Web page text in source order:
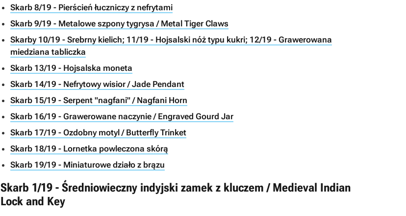
Skarb 8/19 - Pierścień łuczniczy z nefrytami
Skarb 9/19 - Metalowe szpony tygrysa / Metal Tiger Claws
Skarby 10/19 - Srebrny kielich; 11/19 - Hojsalski nóż typu kukri; 12/19 - Grawerowana
miedziana tabliczka
Skarb 13/19 - Hojsalska moneta
Skarb 14/19 - Nefrytowy wisior / Jade Pendant
Skarb 15/19 - Serpent "nagfani" / Nagfani Horn
Skarb 16/19 - Grawerowane naczynie / Engraved Gourd Jar
Skarb 17/19 - Ozdobny motyl / Butterfly Trinket
Skarb 18/19 - Lornetka powleczona skórą
Skarb 19/19 - Miniaturowe działo z brązu
Skarb 1/19 - Średniowieczny indyjski zamek z kluczem / Medieval Indian
Lock and Key